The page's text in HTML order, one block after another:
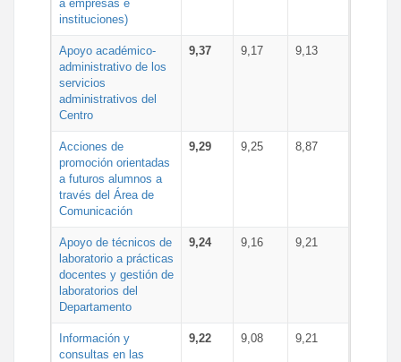
a empresas e
instituciones)
Apoyo académico-
administrativo de los
servicios
administrativos del
Centro
9,37 9,17 9,13
Acciones de
promoción orientadas
a futuros alumnos a
través del Área de
Comunicación
9,29 9,25 8,87
Apoyo de técnicos de
laboratorio a prácticas
docentes y gestión de
laboratorios del
Departamento
9,24 9,16 9,21
Información y
consultas en las
9,22 9,08 9,21